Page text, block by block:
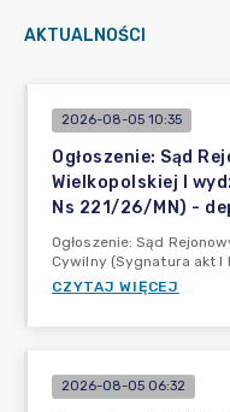
AKTUALNOŚCI
2026-08-05 10:35
Ogłoszenie: Sąd
Wielkopolskiej I
Ns 221/26/MN) -
Ogłoszenie: Sąd
Cywilny (Sygnatura akt I
CZYTAJ WIĘCEJ
2026-08-05 06:32